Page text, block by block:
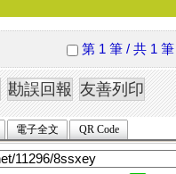
第 1 筆 / 共 1 筆
電子全文 QR Code